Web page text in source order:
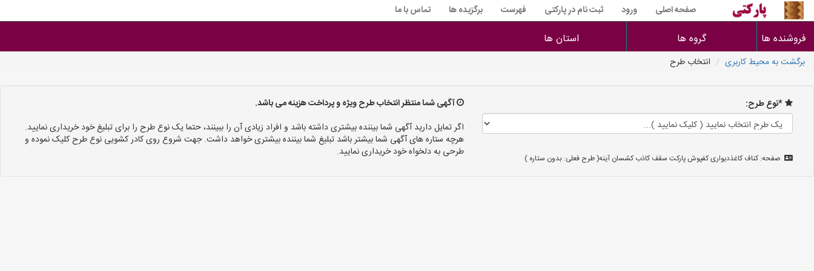
صفحه اصلی ورود ثبت نام در پارکتی فهرست برگزیده ها تماس با ما
فروشنده ها گروه ها استان ها
برگشت به محیط کاربری انتخاب طرح
*نوع طرح:
صفحه: کناف کاغذدیواری کفپوش پارکت سقف کاذب کشسان آینه( طرح فعلی: بدون ستاره )
آگهی شما منتظر انتخاب طرح ویژه و پرداخت هزینه می باشد.
اگر تمایل دارید آگهی شما بیننده بیشتری داشته باشد و افراد زیادی آن را ببینند، حتما یک نوع طرح را برای تبلیغ خود خریداری نمایید.
هرچه ستاره های آگهی شما بیشتر باشد تبلیغ شما بیننده بیشتری خواهد داشت. جهت شروع روی کادر کشویی نوع طرح کلیک نموده و
طرحی به دلخواه خود خریداری نمایید.